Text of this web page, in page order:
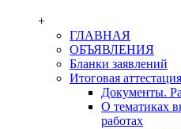
+
ГЛАВНАЯ
ОБЪЯВЛЕНИЯ
Бланки заявлений
Итоговая аттестация
Документы.
О тематиках
работах